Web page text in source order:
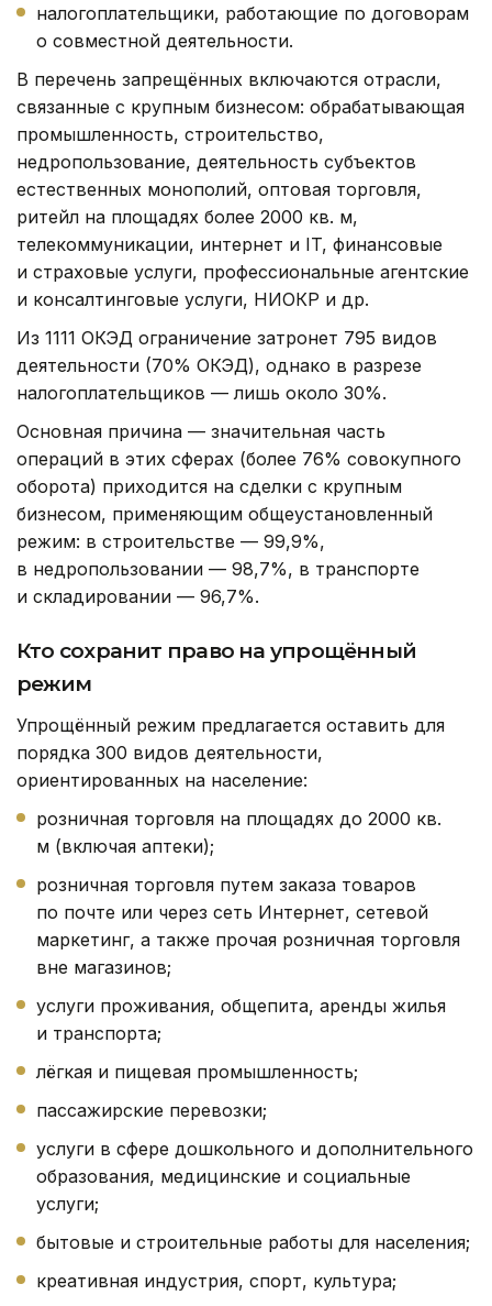
налогоплательщики, работающие по договорам
о совместной деятельности.
В перечень запрещённых включаются отрасли,
связанные с крупным бизнесом: обрабатывающая
промышленность, строительство,
недропользование, деятельность субъектов
естественных монополий, оптовая торговля,
ритейл на площадях более 2000 кв. м,
телекоммуникации, интернет и IT, финансовые
и страховые услуги, профессиональные агентские
и консалтинговые услуги, НИОКР и др.
Из 1111 ОКЭД ограничение затронет 795 видов
деятельности (70% ОКЭД), однако в разрезе
налогоплательщиков — лишь около 30%.
Основная причина — значительная часть
операций в этих сферах (более 76% совокупного
оборота) приходится на сделки с крупным
бизнесом, применяющим общеустановленный
режим: в строительстве — 99,9%,
в недропользовании — 98,7%, в транспорте
и складировании — 96,7%.
Кто сохранит право на упрощённый
режим
Упрощённый режим предлагается оставить для
порядка 300 видов деятельности,
ориентированных на население:
розничная торговля на площадях до 2000 кв.
м (включая аптеки);
розничная торговля путем заказа товаров
по почте или через сеть Интернет, сетевой
маркетинг, а также прочая розничная торговля
вне магазинов;
услуги проживания, общепита, аренды жилья
и транспорта;
лёгкая и пищевая промышленность;
пассажирские перевозки;
услуги в сфере дошкольного и дополнительного
образования, медицинские и социальные
услуги;
бытовые и строительные работы для населения;
креативная индустрия, спорт, культура;